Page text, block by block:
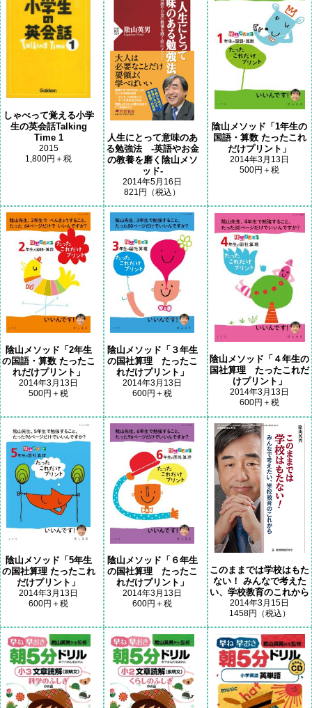
しゃべって覚える小学
生の英会話Talking
Time 1
2015
1,800円＋税
人生にとって意味のあ
る勉強法 -英語やお金
の教養を磨く陰山メソ
ッド-
2014年5月16日
821円（税込）
陰山メソッド「1年生の
国語・算数 たったこれ
だけプリント」
2014年3月13日
500円＋税
陰山メソッド「2年生
の国語・算数 たったこ
れだけプリント」
2014年3月13日
500円＋税
陰山メソッド「３年生
の国社算理 たったこ
れだけプリント」
2014年3月13日
600円＋税
陰山メソッド「４年生の
国社算理 たったこれだ
けプリント」
2014年3月13日
600円＋税
陰山メソッド「5年生
の国社算理 たったこれ
だけプリント」
2014年3月13日
600円＋税
陰山メソッド「６年生
の国社算理 たったこ
れだけプリント」
2014年3月13日
600円＋税
このままでは学校はもた
ない！ みんなで考えた
い、学校教育のこれから
2014年3月15日
1458円（税込）